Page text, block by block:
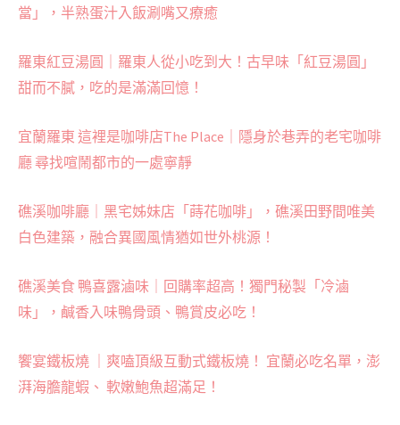
當」，半熟蛋汁入飯涮嘴又療癒
羅東紅豆湯圓｜羅東人從小吃到大！古早味「紅豆湯圓」
甜而不膩，吃的是滿滿回憶！
宜蘭羅東 這裡是咖啡店The Place｜隱身於巷弄的老宅咖啡
廳 尋找喧鬧都市的一處寧靜
礁溪咖啡廳｜黑宅姊妹店「蒔花咖啡」，礁溪田野間唯美
白色建築，融合異國風情猶如世外桃源！
礁溪美食 鴨喜露滷味｜回購率超高！獨門秘製「冷滷
味」，鹹香入味鴨骨頭、鴨賞皮必吃！
饗宴鐵板燒 ｜爽嗑頂級互動式鐵板燒！ 宜蘭必吃名單，澎
湃海膽龍蝦、 軟嫩鮑魚超滿足！